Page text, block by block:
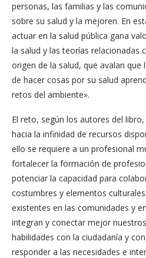
personas, las familias y las
sobre su salud y la mejoren. En
actuar en la salud pública gana
la salud y las teorías relacionadas
origen de la salud, que avalan que
de hacer cosas por su salud
retos del ambiente».
El reto, según los autores del
hacia la infinidad de recursos
ello se requiere a un profesional
fortalecer la formación de
potenciar la capacidad para
costumbres y elementos
existentes en las comunidades y
integran y conectar mejor
habilidades con la ciudadanía y
responder a las necesidades e